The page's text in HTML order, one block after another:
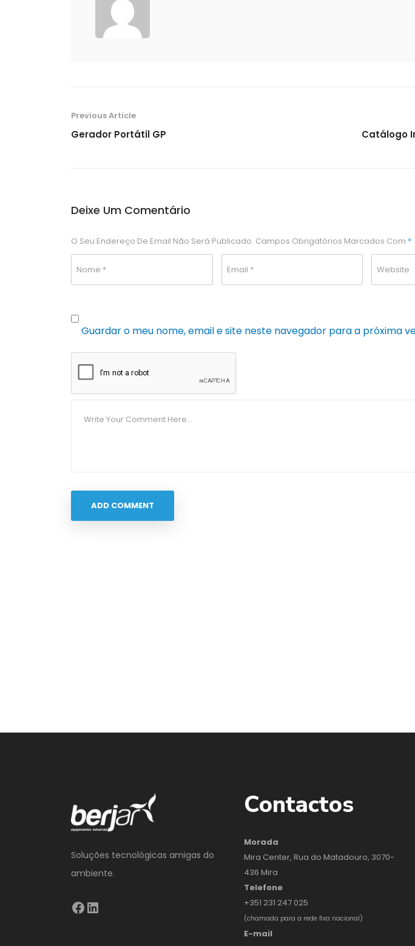
Previous Article
Gerador Portátil GP Catálogo
Deixe Um Comentário
O Seu Endereço De Email Não Será Publicado. Campos Obrigatórios Marcados Com *
Guardar o meu nome, email e site neste navegador para a próxima
Soluções tecnológicas amigas do
ambiente.
Contactos
Morada
Mira Center, Rua do Matadouro, 3070-
436 Mira
Telefone
+351 231 247 025
(chamada para a rede fixa nacional)
E-mail